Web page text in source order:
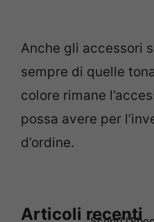
Anche gli accessori
sempre di quelle
colore rimane
possa avere per
d’ordine.
Articoli recenti